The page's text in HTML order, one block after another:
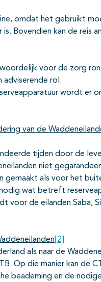
omdat het gebruikt
Bovendien kan de reis
voor de zorg
adviserende rol.
wordt er
van de
tijden door de
niet
gemaakt als voor het
wat betreft
voor de eilanden Saba,
[2]
als naar de
Op die manier kan de
beademing en de